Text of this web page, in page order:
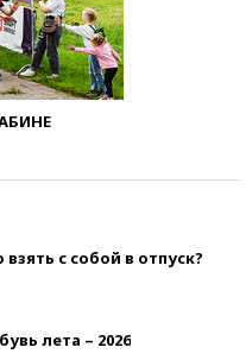
с собой в отпуск?
лета – 2026